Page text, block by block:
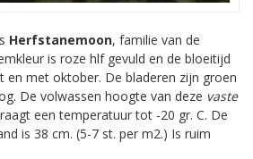
Herfstanemoon, familie van de
is roze hlf gevuld en de bloeitijd
en met oktober. De bladeren zijn groen
De volwassen hoogte van deze vaste
een temperatuur tot -20 gr. C. De
is 38 cm. (5-7 st. per m2.) Is ruim